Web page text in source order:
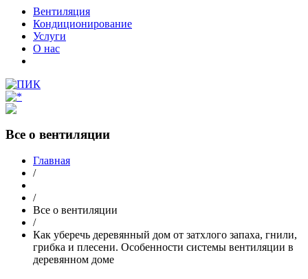
Вентиляция
Кондиционирование
Услуги
О нас
Все о вентиляции
Главная
/
/
Все о вентиляции
/
Как уберечь деревянный дом от затхлого запаха, гнили,
грибка и плесени. Особенности системы вентиляции в
деревянном доме